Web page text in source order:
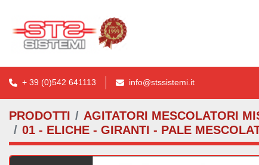
+ 39 (0)542 641113 info@stssistemi.it
PRODOTTI
AGITATORI MESCOLATORI
01 - ELICHE - GIRANTI - PALE